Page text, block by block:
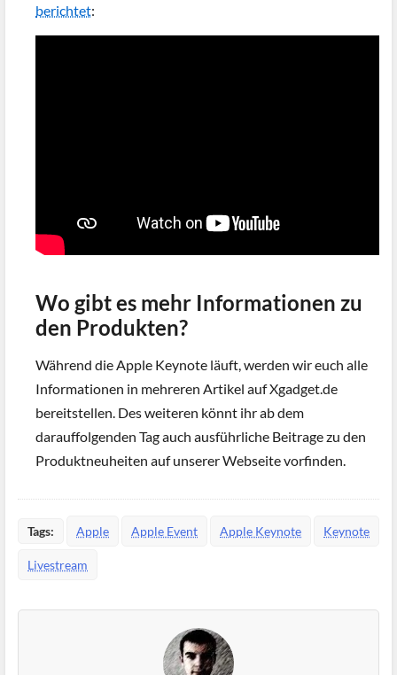
berichtet:
Wo gibt es mehr Informationen zu
den Produkten?
Während die Apple Keynote läuft, werden wir euch alle
Informationen in mehreren Artikel auf Xgadget.de
bereitstellen. Des weiteren könnt ihr ab dem
darauffolgenden Tag auch ausführliche Beitrage zu den
Produktneuheiten auf unserer Webseite vorfinden.
Tags: Apple Apple Event Apple Keynote Keynote
Livestream